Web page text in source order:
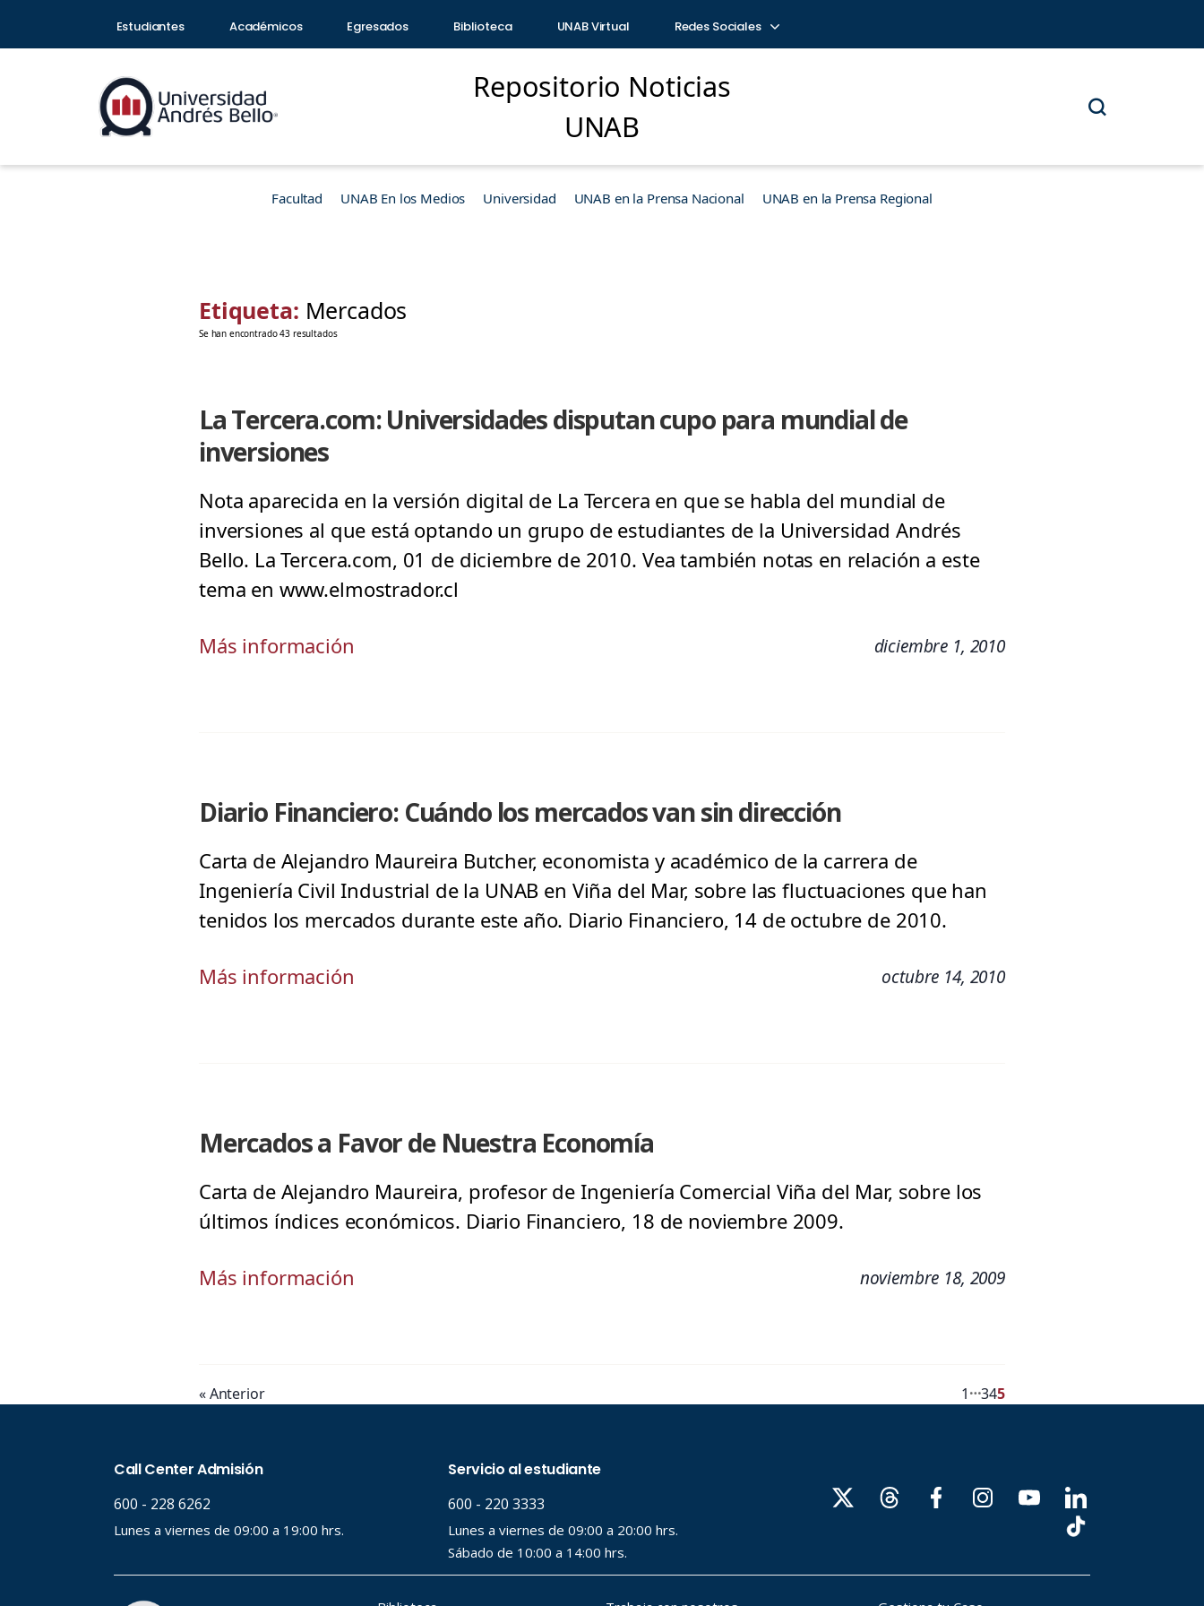
Estudiantes Académicos Egresados Biblioteca UNAB Virtual Redes Sociales
Repositorio Noticias
UNAB
Facultad UNAB En los Medios Universidad UNAB en la Prensa Nacional UNAB en la Prensa Regional
Etiqueta: Mercados
Se han encontrado 43 resultados
La Tercera.com: Universidades disputan cupo para mundial de
inversiones
Nota aparecida en la versión digital de La Tercera en que se habla del mundial de
inversiones al que está optando un grupo de estudiantes de la Universidad Andrés
Bello. La Tercera.com, 01 de diciembre de 2010. Vea también notas en relación a este
tema en www.elmostrador.cl
Más información diciembre 1, 2010
Diario Financiero: Cuándo los mercados van sin dirección
Carta de Alejandro Maureira Butcher, economista y académico de la carrera de
Ingeniería Civil Industrial de la UNAB en Viña del Mar, sobre las fluctuaciones que han
tenidos los mercados durante este año. Diario Financiero, 14 de octubre de 2010.
Más información octubre 14, 2010
Mercados a Favor de Nuestra Economía
Carta de Alejandro Maureira, profesor de Ingeniería Comercial Viña del Mar, sobre los
últimos índices económicos. Diario Financiero, 18 de noviembre 2009.
Más información noviembre 18, 2009
« Anterior 1…345